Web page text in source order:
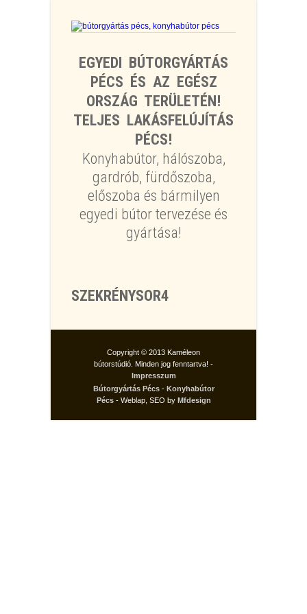
EGYEDI BÚTORGYÁRTÁS
PÉCS ÉS AZ EGÉSZ
ORSZÁG TERÜLETÉN!
TELJES LAKÁSFELÚJÍTÁS
PÉCS!
Konyhabútor, hálószoba,
gardrób, fürdőszoba,
előszoba és bármilyen
egyedi bútor tervezése és
gyártása!
SZEKRÉNYSOR4
Copyright © 2013 Kaméleon
bútorstúdió. Minden jog fenntartva! -
Impresszum
Bútorgyártás Pécs- Konyhabútor
Pécs- Weblap, SEO by Mfdesign